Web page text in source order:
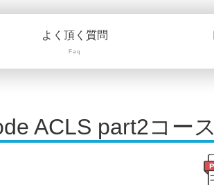
よく頂く質問
Faq
ACLS part2コース